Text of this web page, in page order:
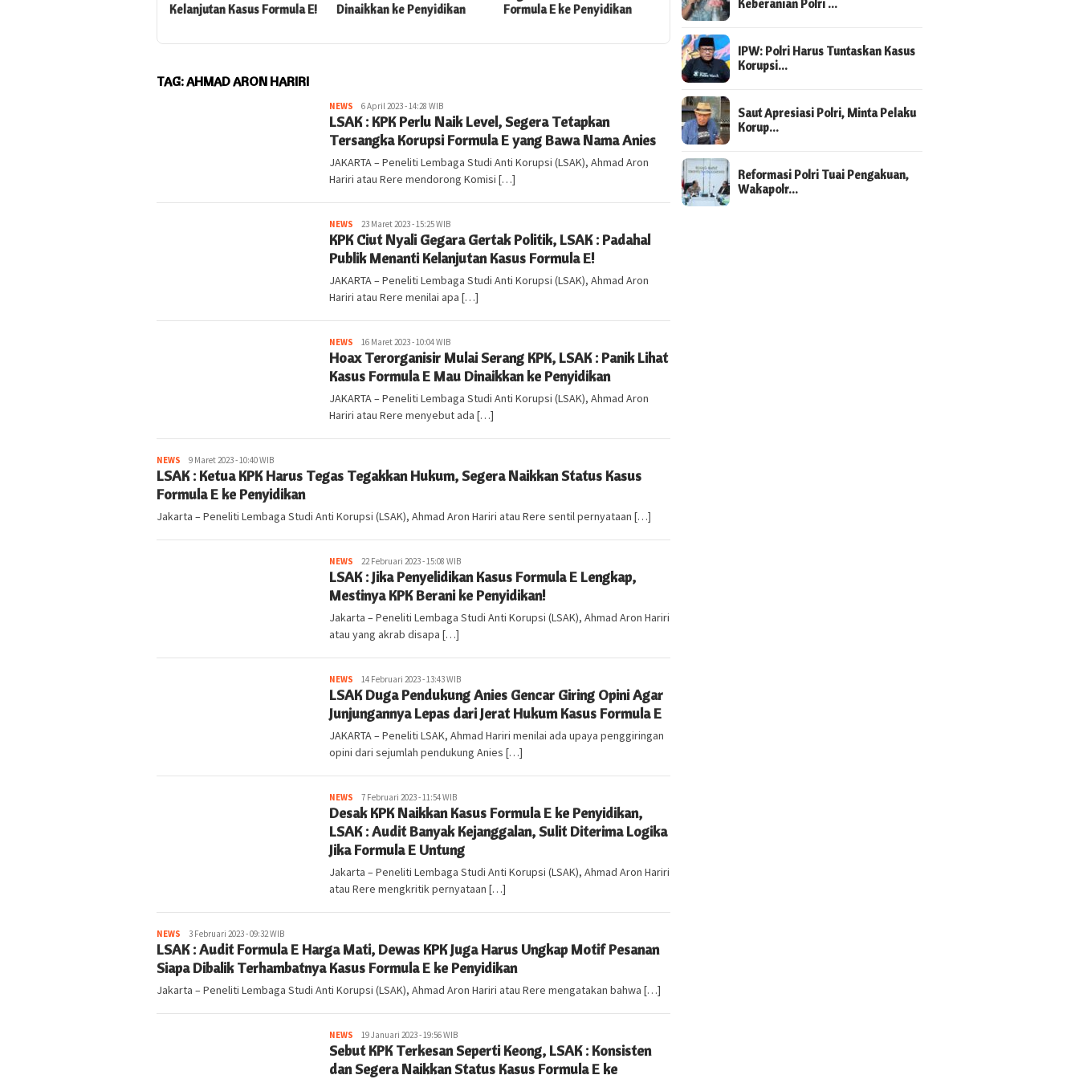
Kelanjutan Kasus Formula E!
Dinaikkan ke Penyidikan
Formula E ke Penyidikan
Penyidikan!
Jerat Hukum Kasus Formula E
TAG:AHMAD ARON HARIRI
NEWS kabarlampung.com
6 April 2023 - 14:28 WIB
LSAK : KPK Perlu Naik Level, Segera Tetapkan
Tersangka Korupsi Formula E yang Bawa Nama Anies
JAKARTA – Peneliti Lembaga Studi Anti Korupsi (LSAK), Ahmad Aron
Hariri atau Rere mendorong Komisi […]
NEWS kabarlampung.com
23 Maret 2023 - 15:25 WIB
KPK Ciut Nyali Gegara Gertak Politik, LSAK : Padahal
Publik Menanti Kelanjutan Kasus Formula E!
JAKARTA – Peneliti Lembaga Studi Anti Korupsi (LSAK), Ahmad Aron
Hariri atau Rere menilai apa […]
NEWS kabarlampung.com
16 Maret 2023 - 10:04 WIB
Hoax Terorganisir Mulai Serang KPK, LSAK : Panik Lihat
Kasus Formula E Mau Dinaikkan ke Penyidikan
JAKARTA – Peneliti Lembaga Studi Anti Korupsi (LSAK), Ahmad Aron
Hariri atau Rere menyebut ada […]
NEWS kabarlampung.com
9 Maret 2023 - 10:40 WIB
LSAK : Ketua KPK Harus Tegas Tegakkan Hukum, Segera Naikkan Status Kasus
Formula E ke Penyidikan
Jakarta – Peneliti Lembaga Studi Anti Korupsi (LSAK), Ahmad Aron Hariri atau Rere sentil pernyataan […]
NEWS kabarlampung.com
22 Februari 2023 - 15:08 WIB
LSAK : Jika Penyelidikan Kasus Formula E Lengkap,
Mestinya KPK Berani ke Penyidikan!
Jakarta – Peneliti Lembaga Studi Anti Korupsi (LSAK), Ahmad Aron Hariri
atau yang akrab disapa […]
NEWS kabarlampung.com
14 Februari 2023 - 13:43 WIB
LSAK Duga Pendukung Anies Gencar Giring Opini Agar
Junjungannya Lepas dari Jerat Hukum Kasus Formula E
JAKARTA – Peneliti LSAK, Ahmad Hariri menilai ada upaya penggiringan
opini dari sejumlah pendukung Anies […]
NEWS kabarlampung.com
7 Februari 2023 - 11:54 WIB
Desak KPK Naikkan Kasus Formula E ke Penyidikan,
LSAK : Audit Banyak Kejanggalan, Sulit Diterima Logika
Jika Formula E Untung
Jakarta – Peneliti Lembaga Studi Anti Korupsi (LSAK), Ahmad Aron Hariri
atau Rere mengkritik pernyataan […]
NEWS kabarlampung.com
3 Februari 2023 - 09:32 WIB
LSAK : Audit Formula E Harga Mati, Dewas KPK Juga Harus Ungkap Motif Pesanan
Siapa Dibalik Terhambatnya Kasus Formula E ke Penyidikan
Jakarta – Peneliti Lembaga Studi Anti Korupsi (LSAK), Ahmad Aron Hariri atau Rere mengatakan bahwa […]
NEWS kabarlampung.com
19 Januari 2023 - 19:56 WIB
Sebut KPK Terkesan Seperti Keong, LSAK : Konsisten
dan Segera Naikkan Status Kasus Formula E ke
Keberanian Polri …
IPW: Polri Harus Tuntaskan Kasus
Korupsi…
Saut Apresiasi Polri, Minta Pelaku
Korup…
Reformasi Polri Tuai Pengakuan,
Wakapolr…